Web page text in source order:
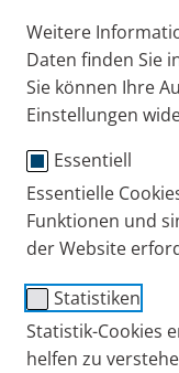
Weitere
Daten finden Sie
Sie können Ihre
Einstellungen
Essentiell
Essentielle
Funktionen und
der Website
Statistiken
Statistik-Cookies
helfen zu
Probleme von
damit umgehen.
Publiziert
Di. 08. Juli 2025
COPD Tipps +